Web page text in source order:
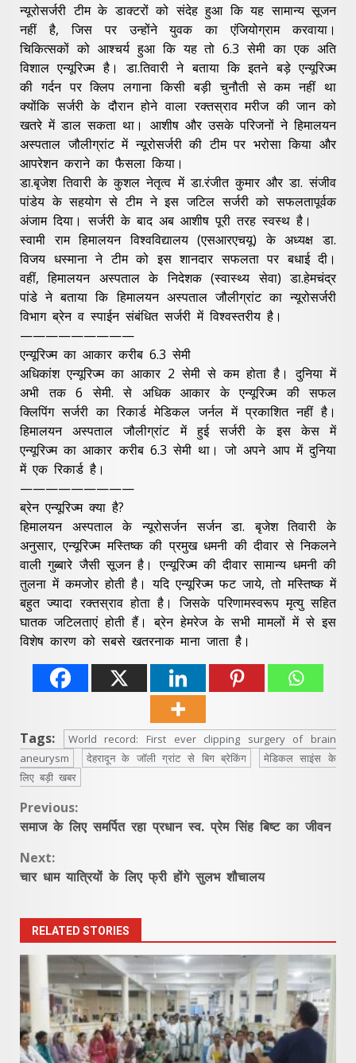
न्यूरोसर्जरी टीम के डाक्टरों को संदेह हुआ कि यह सामान्य सूजन
नहीं है, जिस पर उन्होंने युवक का एंजियोग्राम करवाया।
चिकित्सकों को आश्चर्य हुआ कि यह तो 6.3 सेमी का एक अति
विशाल एन्यूरिज्म है। डा.तिवारी ने बताया कि इतने बड़े एन्यूरिज्म
की गर्दन पर क्लिप लगाना किसी बड़ी चुनौती से कम नहीं था
क्योंकि सर्जरी के दौरान होने वाला रक्तस्राव मरीज की जान को
खतरे में डाल सकता था। आशीष और उसके परिजनों ने हिमालयन
अस्पताल जौलीग्रांट में न्यूरोसर्जरी की टीम पर भरोसा किया और
आपरेशन कराने का फैसला किया।
डा.बृजेश तिवारी के कुशल नेतृत्व में डा.रंजीत कुमार और डा. संजीव
पांडेय के सहयोग से टीम ने इस जटिल सर्जरी को सफलतापूर्वक
अंजाम दिया। सर्जरी के बाद अब आशीष पूरी तरह स्वस्थ है।
स्वामी राम हिमालयन विश्वविद्यालय (एसआरएचयू) के अध्यक्ष डा.
विजय धस्माना ने टीम को इस शानदार सफलता पर बधाई दी।
वहीं, हिमालयन अस्पताल के निदेशक (स्वास्थ्य सेवा) डा.हेमचंद्र
पांडे ने बताया कि हिमालयन अस्पताल जौलीग्रांट का न्यूरोसर्जरी
विभाग ब्रेन व स्पाईन संबंधित सर्जरी में विश्वस्तरीय है।
—————————
एन्यूरिज्म का आकार करीब 6.3 सेमी
अधिकांश एन्यूरिज्म का आकार 2 सेमी से कम होता है। दुनिया में
अभी तक 6 सेमी. से अधिक आकार के एन्यूरिज्म की सफल
क्लिपिंग सर्जरी का रिकार्ड मेडिकल जर्नल में प्रकाशित नहीं है।
हिमालयन अस्पताल जौलीग्रांट में हुई सर्जरी के इस केस में
एन्यूरिज्म का आकार करीब 6.3 सेमी था। जो अपने आप में दुनिया
में एक रिकार्ड है।
—————————
ब्रेन एन्यूरिज्म क्या है?
हिमालयन अस्पताल के न्यूरोसर्जन सर्जन डा. बृजेश तिवारी के
अनुसार, एन्यूरिज्म मस्तिष्क की प्रमुख धमनी की दीवार से निकलने
वाली गुब्बारे जैसी सूजन है। एन्यूरिज्म की दीवार सामान्य धमनी की
तुलना में कमजोर होती है। यदि एन्यूरिज्म फट जाये, तो मस्तिष्क में
बहुत ज्यादा रक्तस्राव होता है। जिसके परिणामस्वरूप मृत्यु सहित
घातक जटिलताएं होती हैं। ब्रेन हेमरेज के सभी मामलों में से इस
विशेष कारण को सबसे खतरनाक माना जाता है।
Tags:
World record: First ever clipping surgery of brain
aneurysm
देहरादून के जॉली ग्रांट से बिग ब्रेकिंग
मेडिकल साइंस के
लिए बड़ी खबर
Continue
Previous:
समाज के लिए समर्पित रहा प्रधान स्व. प्रेम सिंह बिष्ट का जीवन
Next:
चार धाम यात्रियों के लिए फ्री होंगे सुलभ शौचालय
RELATED STORIES